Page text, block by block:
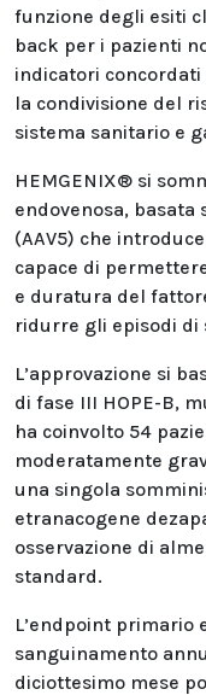
funzione degli esiti
back per i pazienti
indicatori concordati
la condivisione del
sistema sanitario e
HEMGENIX® si
endovenosa, basata
(AAV5) che
capace di
e duratura del
ridurre gli episodi di
L’approvazione si
di fase III HOPE-B,
ha coinvolto 54
moderatamente
una singola
etranacogene
osservazione di
standard.
L’endpoint primario
sanguinamento
diciottesimo mese